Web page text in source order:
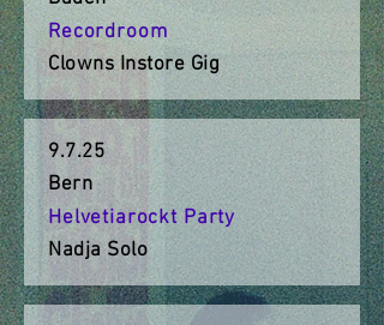
Recordroom
Clowns Instore Gig
9.7.25
Bern
Helvetiarockt Party
Nadja Solo